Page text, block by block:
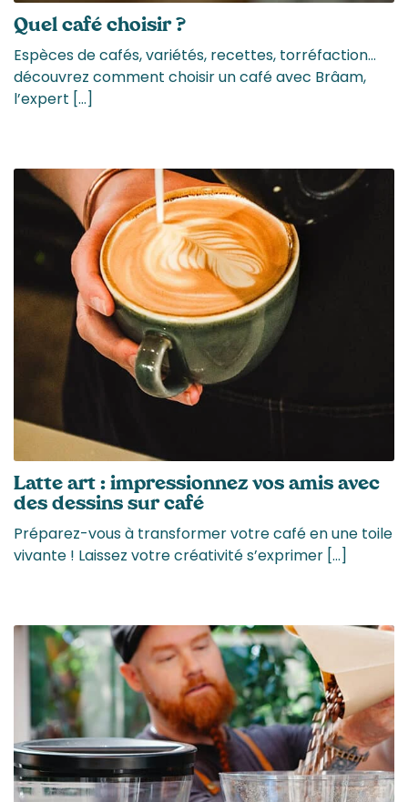
Quel café choisir ?
Espèces de cafés, variétés, recettes, torréfaction…
découvrez comment choisir un café avec Brâam,
l’expert […]
Latte art : impressionnez vos amis avec
des dessins sur café
Préparez-vous à transformer votre café en une toile
vivante ! Laissez votre créativité s’exprimer […]